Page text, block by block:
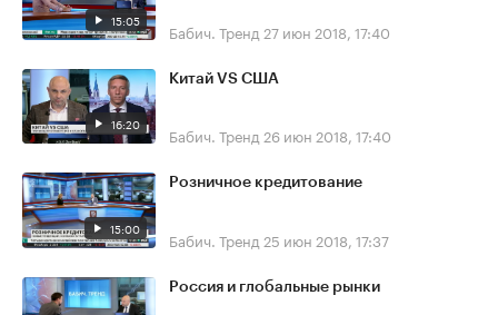
15:05 Бабич. Тренд 27 июн 2018, 17:40
16:20
Китай VS США
Бабич. Тренд 26 июн 2018, 17:40
15:00
Розничное кредитование
Бабич. Тренд 25 июн 2018, 17:37
Россия и глобальные рынки